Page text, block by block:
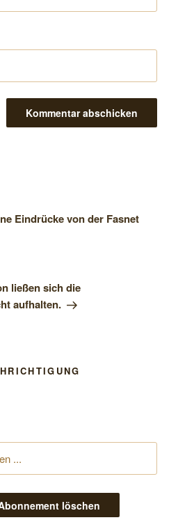
Eindrücke von der Fasnet
ließen sich die
aufhalten.